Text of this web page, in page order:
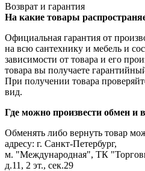
Возврат и гарантия
На какие товары
Официальная гарантия от
на всю сантехнику и мебель и
зависимости от товара и его
товара вы получаете
При получении товара
вид.
Где можно произвести обмен и
Обменять либо вернуть товар
адресу: г. Санкт-Петербург,
м. "Международная", ТК
д.11, 2 эт., сек.29